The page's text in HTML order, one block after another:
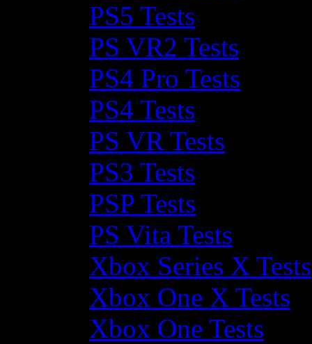
PS5 Tests
PS VR2 Tests
PS4 Pro Tests
PS4 Tests
PS VR Tests
PS3 Tests
PSP Tests
PS Vita Tests
Xbox Series X Tests
Xbox One X Tests
Xbox One Tests